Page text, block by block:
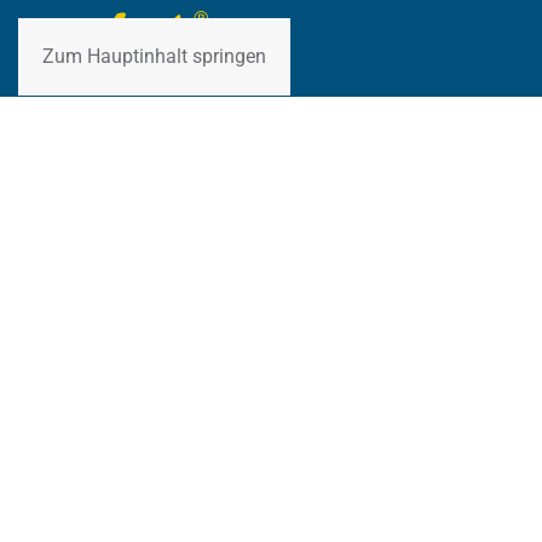
Zum Hauptinhalt springen